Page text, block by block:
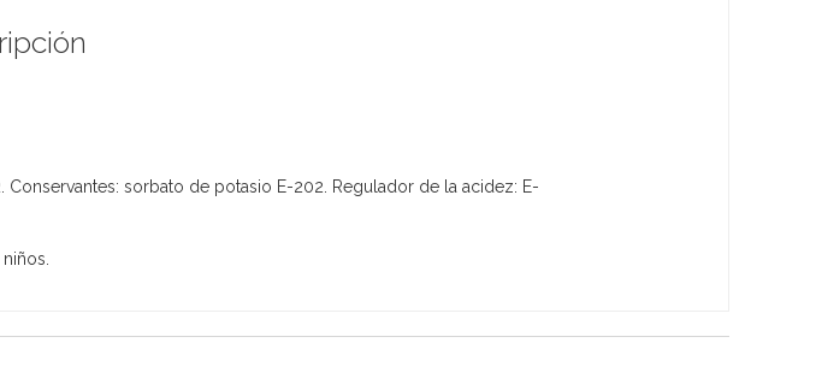
sorbato de potasio E-202. Regulador de la acidez: E-